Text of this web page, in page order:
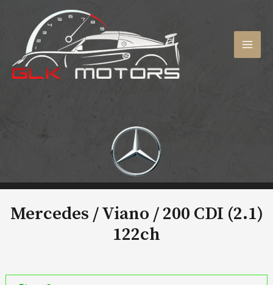
contenu
Mercedes / Viano /200 CDI (2.1)
122ch